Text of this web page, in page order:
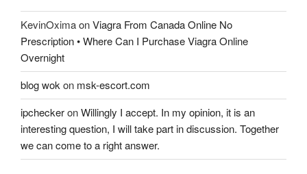
KevinOximaonViagra From Canada Online No
Prescription • Where Can I Purchase Viagra Online
Overnight
blog wokon msk-escort.com
ipcheckeronWillingly I accept. In my opinion, it is an
interesting question, I will take part in discussion. Together
we can come to a right answer.